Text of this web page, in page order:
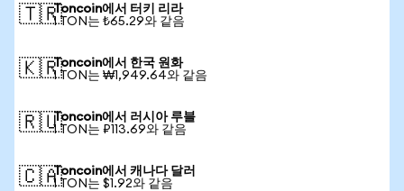
🇹🇷Toncoin에서 터키 리라
1 TON는 ₺65.29와 같음
🇰🇷Toncoin에서 한국 원화
1 TON는 ₩1,949.64와 같음
🇷🇺Toncoin에서 러시아 루블
1 TON는 ₽113.69와 같음
🇨🇦Toncoin에서 캐나다 달러
1 TON는 $1.92와 같음